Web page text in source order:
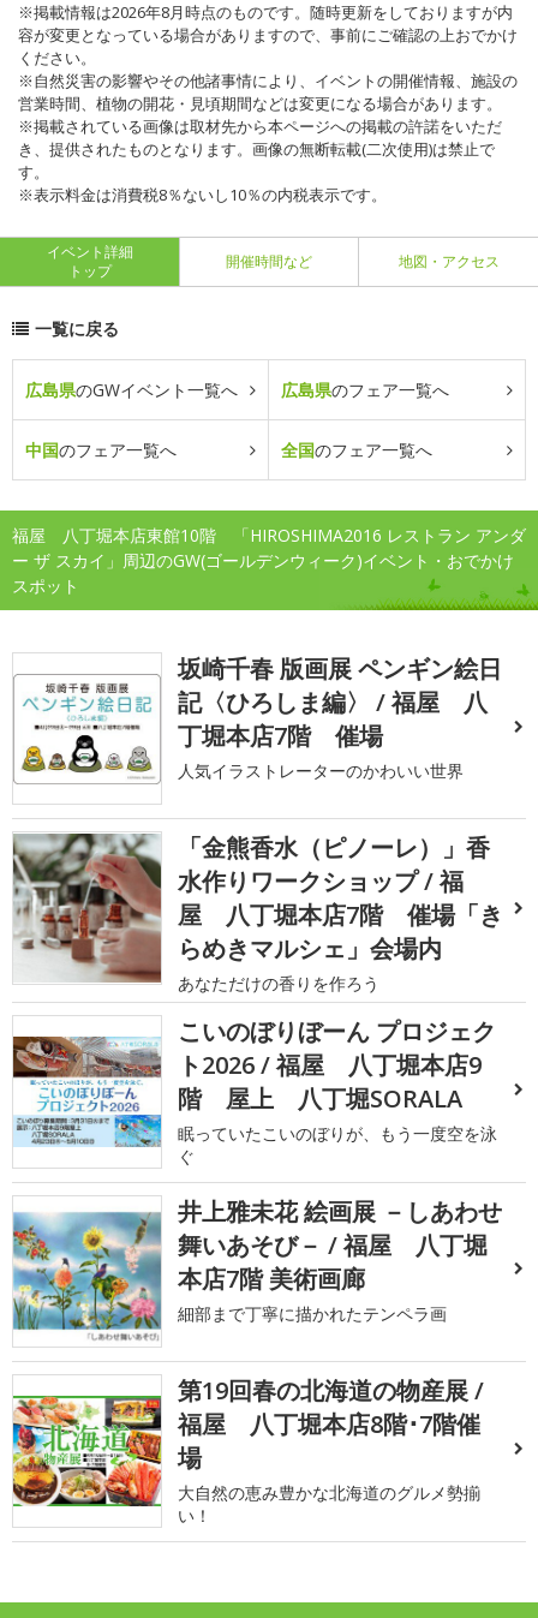
※掲載情報は2026年8月時点のものです。随時更新をしておりますが内
容が変更となっている場合がありますので、事前にご確認の上おでかけ
ください。
※自然災害の影響やその他諸事情により、イベントの開催情報、施設の
営業時間、植物の開花・見頃期間などは変更になる場合があります。
※掲載されている画像は取材先から本ページへの掲載の許諾をいただ
き、提供されたものとなります。画像の無断転載(二次使用)は禁止で
す。
※表示料金は消費税8％ないし10％の内税表示です。
イベント詳細
トップ
開催時間など 地図・アクセス
一覧に戻る
広島県のGWイベント一覧へ 広島県のフェア一覧へ
中国のフェア一覧へ 全国のフェア一覧へ
福屋 八丁堀本店東館10階 「HIROSHIMA2016 レストラン アンダ
ー ザ スカイ」周辺のGW(ゴールデンウィーク)イベント・おでかけ
スポット
坂崎千春 版画展 ペンギン絵日
記〈ひろしま編〉 / 福屋 八
丁堀本店7階 催場
人気イラストレーターのかわいい世界
「金熊香水（ピノーレ）」香
水作りワークショップ / 福
屋 八丁堀本店7階 催場「き
らめきマルシェ」会場内
あなただけの香りを作ろう
こいのぼりぼーん プロジェク
ト2026 / 福屋 八丁堀本店9
階 屋上 八丁堀SORALA
眠っていたこいのぼりが、もう一度空を泳
ぐ
井上雅未花 絵画展 －しあわせ
舞いあそび－ / 福屋 八丁堀
本店7階 美術画廊
細部まで丁寧に描かれたテンペラ画
第19回春の北海道の物産展 /
福屋 八丁堀本店8階･7階催
場
大自然の恵み豊かな北海道のグルメ勢揃
い！